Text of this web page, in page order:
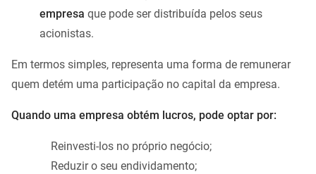
empresa que pode ser distribuída pelos seus
acionistas.
Em termos simples, representa uma forma de remunerar
quem detém uma participação no capital da empresa.
Quando uma empresa obtém lucros, pode optar por:
Reinvesti-los no próprio negócio;
Reduzir o seu endividamento;